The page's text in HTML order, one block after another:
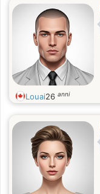
Louai26 anni